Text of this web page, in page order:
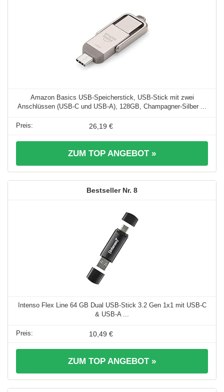
Amazon Basics USB-Speicherstick, USB-Stick mit zwei
Anschlüssen (USB-C und USB-A), 128GB, Champagner-Silber ...
26,19 €
ZUM TOP ANGEBOT »
8
Intenso Flex Line 64 GB Dual USB-Stick 3.2 Gen 1x1 mit USB-C
& USB-A ...
10,49 €
ZUM TOP ANGEBOT »